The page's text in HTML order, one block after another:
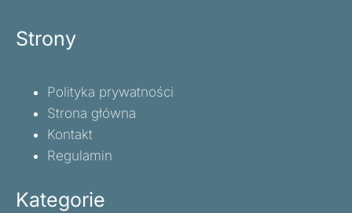
Strony
Polityka prywatności
Strona główna
Kontakt
Regulamin
Kategorie